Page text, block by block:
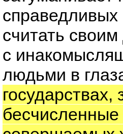
считать
с
людьми в